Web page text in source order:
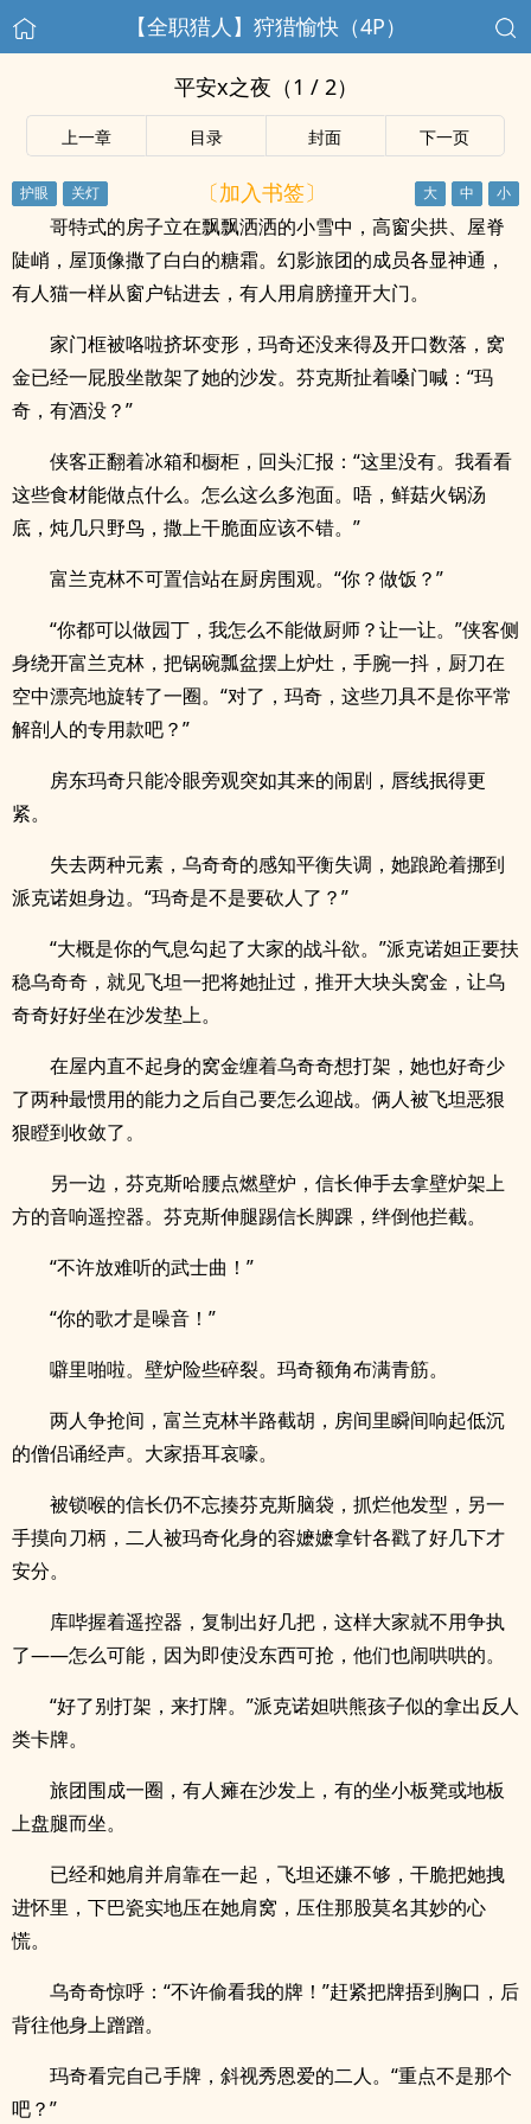
【全职猎人】狩猎愉快（4P）
平安x之夜（1 / 2）
上一章 目录 封面 下一页
〔加入书签〕
哥特式的房子立在飘飘洒洒的小雪中，高窗尖拱、屋脊
陡峭，屋顶像撒了白白的糖霜。幻影旅团的成员各显神通，
有人猫一样从窗户钻进去，有人用肩膀撞开大门。
家门框被咯啦挤坏变形，玛奇还没来得及开口数落，窝
金已经一屁股坐散架了她的沙发。芬克斯扯着嗓门喊：“玛
奇，有酒没？”
侠客正翻着冰箱和橱柜，回头汇报：“这里没有。我看看
这些食材能做点什么。怎么这么多泡面。唔，鲜菇火锅汤
底，炖几只野鸟，撒上干脆面应该不错。”
富兰克林不可置信站在厨房围观。“你？做饭？”
“你都可以做园丁，我怎么不能做厨师？让一让。”侠客侧
身绕开富兰克林，把锅碗瓢盆摆上炉灶，手腕一抖，厨刀在
空中漂亮地旋转了一圈。“对了，玛奇，这些刀具不是你平常
解剖人的专用款吧？”
房东玛奇只能冷眼旁观突如其来的闹剧，唇线抿得更
紧。
失去两种元素，乌奇奇的感知平衡失调，她踉跄着挪到
派克诺妲身边。“玛奇是不是要砍人了？”
“大概是你的气息勾起了大家的战斗欲。”派克诺妲正要扶
稳乌奇奇，就见飞坦一把将她扯过，推开大块头窝金，让乌
奇奇好好坐在沙发垫上。
在屋内直不起身的窝金缠着乌奇奇想打架，她也好奇少
了两种最惯用的能力之后自己要怎么迎战。俩人被飞坦恶狠
狠瞪到收敛了。
另一边，芬克斯哈腰点燃壁炉，信长伸手去拿壁炉架上
方的音响遥控器。芬克斯伸腿踢信长脚踝，绊倒他拦截。
“不许放难听的武士曲！”
“你的歌才是噪音！”
噼里啪啦。壁炉险些碎裂。玛奇额角布满青筋。
两人争抢间，富兰克林半路截胡，房间里瞬间响起低沉
的僧侣诵经声。大家捂耳哀嚎。
被锁喉的信长仍不忘揍芬克斯脑袋，抓烂他发型，另一
手摸向刀柄，二人被玛奇化身的容嬷嬷拿针各戳了好几下才
安分。
库哔握着遥控器，复制出好几把，这样大家就不用争执
了——怎么可能，因为即使没东西可抢，他们也闹哄哄的。
“好了别打架，来打牌。”派克诺妲哄熊孩子似的拿出反人
类卡牌。
旅团围成一圈，有人瘫在沙发上，有的坐小板凳或地板
上盘腿而坐。
已经和她肩并肩靠在一起，飞坦还嫌不够，干脆把她拽
进怀里，下巴瓷实地压在她肩窝，压住那股莫名其妙的心
慌。
乌奇奇惊呼：“不许偷看我的牌！”赶紧把牌捂到胸口，后
背往他身上蹭蹭。
玛奇看完自己手牌，斜视秀恩爱的二人。“重点不是那个
吧？”